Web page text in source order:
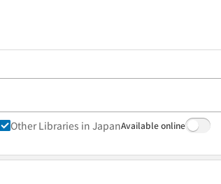
Other Libraries in JapanAvailable online